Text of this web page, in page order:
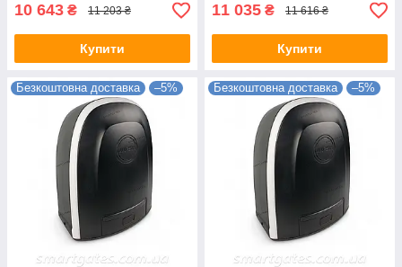
10 643 ₴ 11 203 ₴
Купити
11 035 ₴ 11 616 ₴
Купити
Безкоштовна доставка –5% Безкоштовна доставка –5%